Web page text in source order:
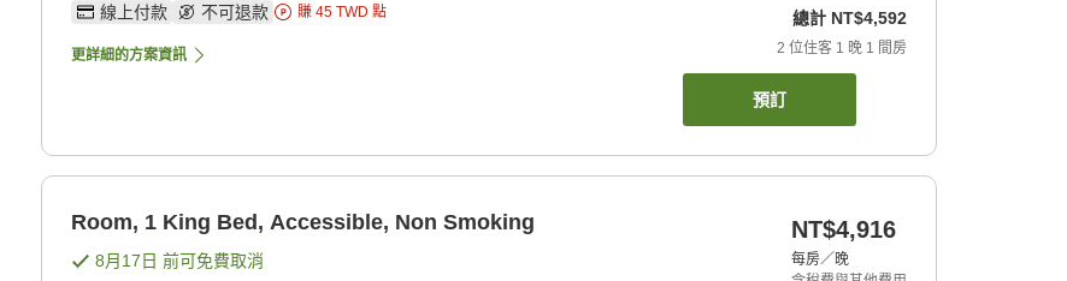
線上付款 不可退款 賺 45 TWD 點
更詳細的方案資訊
總計 NT$4,592
2 位住客 1 晚 1 間房
預訂
Room, 1 King Bed, Accessible, Non Smoking
8月17日 前可免費取消
NT$4,916
每房／晚